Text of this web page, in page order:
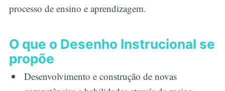
processo de ensino e aprendizagem.
O que o Desenho Instrucional se
propõe
Desenvolvimento e construção de novas